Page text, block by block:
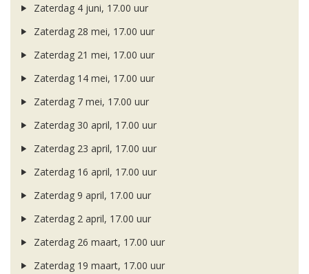
Zaterdag 4 juni, 17.00 uur
Zaterdag 28 mei, 17.00 uur
Zaterdag 21 mei, 17.00 uur
Zaterdag 14 mei, 17.00 uur
Zaterdag 7 mei, 17.00 uur
Zaterdag 30 april, 17.00 uur
Zaterdag 23 april, 17.00 uur
Zaterdag 16 april, 17.00 uur
Zaterdag 9 april, 17.00 uur
Zaterdag 2 april, 17.00 uur
Zaterdag 26 maart, 17.00 uur
Zaterdag 19 maart, 17.00 uur